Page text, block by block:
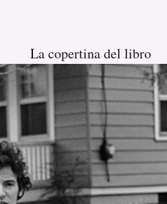
La copertina del libro